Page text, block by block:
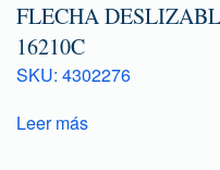
FLECHA
16210C
SKU: 4302276
Leer más